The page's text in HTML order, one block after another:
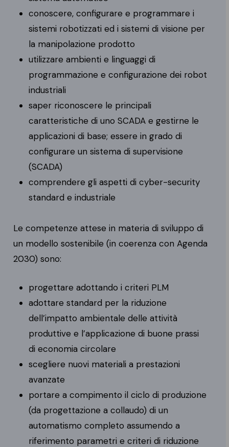
conoscere, configurare e programmare i
sistemi robotizzati ed i sistemi di visione per
la manipolazione prodotto
utilizzare ambienti e linguaggi di
programmazione e configurazione dei robot
industriali
saper riconoscere le principali
caratteristiche di uno SCADA e gestirne le
applicazioni di base; essere in grado di
configurare un sistema di supervisione
(SCADA)
comprendere gli aspetti di cyber-security
standard e industriale
Le competenze attese in materia di sviluppo di
un modello sostenibile (in coerenza con Agenda
2030) sono:
progettare adottando i criteri PLM
adottare standard per la riduzione
dell’impatto ambientale delle attività
produttive e l’applicazione di buone prassi
di economia circolare
scegliere nuovi materiali a prestazioni
avanzate
portare a compimento il ciclo di produzione
(da progettazione a collaudo) di un
automatismo completo assumendo a
riferimento parametri e criteri di riduzione